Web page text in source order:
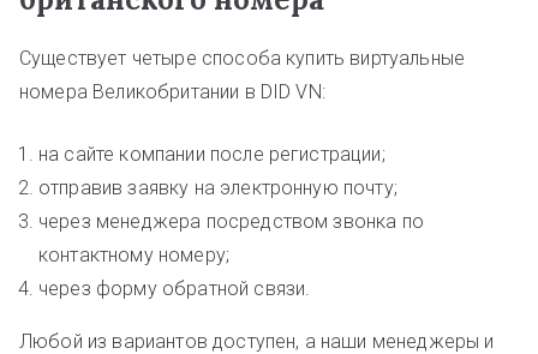
Существует четыре способа купить виртуальные
номера Великобритании в DID VN:
на сайте компании после регистрации;
отправив заявку на электронную почту;
через менеджера посредством звонка по
контактному номеру;
через форму обратной связи.
Любой из вариантов доступен, а наши менеджеры и